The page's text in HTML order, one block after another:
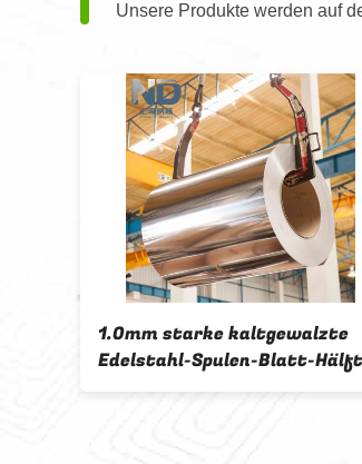
Unsere Produkte werden auf
1.0mm starke kaltgewalzte
Edelstahl-Spulen-Blatt-
harte Edelstahl-Streifen-